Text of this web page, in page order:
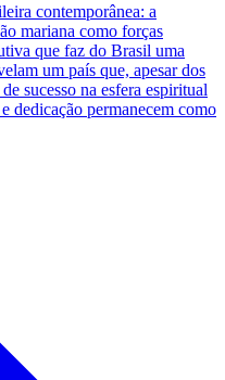
contemporânea: a
mariana como forças
que faz do Brasil uma
um país que, apesar dos
sucesso na esfera espiritual
dedicação permanecem como